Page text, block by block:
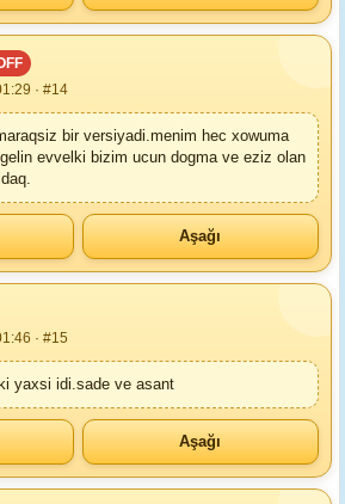
· #14
bir versiyadi.menim hec xowuma
evvelki bizim ucun dogma ve eziz olan
Aşağı
· #15
yaxsi idi.sade ve asant
Aşağı